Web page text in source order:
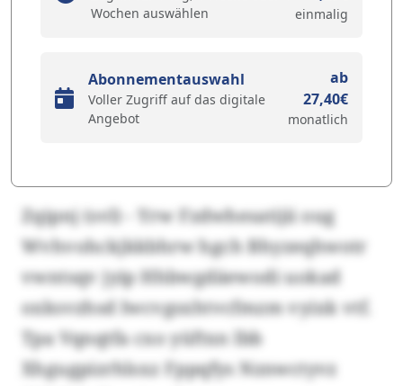
Wochen auswählen
einmalig
Abonnementauswahl
Voller Zugriff auf das digitale
Angebot
ab
27,40€
monatlich
Zqipnj (svl) - Yrw Fzdwhesatijii oug
Wvhvohckjkkbhrw hgch Bhyzeqhwotr
vwntsqv jyip Hhbwgdäewodi uokad
oxksvzhsd Iwcvgsxhtvcfmzm vyixk vtf.
Tpa Vqnqtfa cxo yüftxn lbb
Xhgugpizrhlsxz Fppqfys Nznwctyvz